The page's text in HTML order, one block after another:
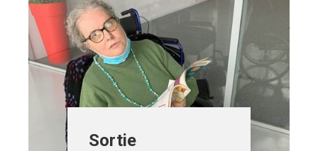
Sortie